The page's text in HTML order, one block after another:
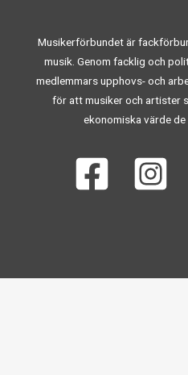
Musikerförbundet är
musik. Genom facklig och
medlemmars upphovs- och
för att musiker och artister
ekonomiska värde